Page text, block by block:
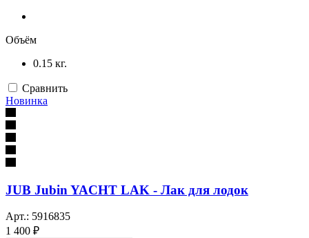
Объём
0.15 кг.
Сравнить
Новинка
JUB Jubin YACHT LAK - Лак для лодок
Арт.: 5916835
1 400 ₽